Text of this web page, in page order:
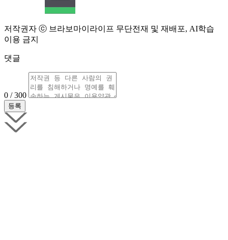
저작권자 ⓒ 브라보마이라이프 무단전재 및 재배포, AI학습
이용 금지
댓글
0 / 300